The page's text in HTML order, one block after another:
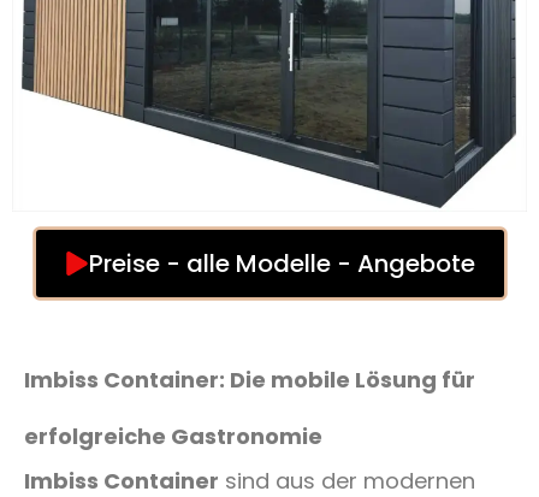
Preise - alle Modelle - Angebote
Imbiss Container: Die mobile Lösung für
erfolgreiche Gastronomie
Imbiss Container sind aus der modernen